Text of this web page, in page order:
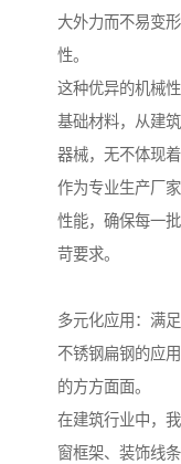
大外力而不易变
性。
这种优异的机械
基础材料，从建
器械，无不体现着
作为专业生产厂
性能，确保每一
苛要求。
多元化应用：满
不锈钢扁钢的应
的方方面面。
在建筑行业中，
窗框架、装饰线